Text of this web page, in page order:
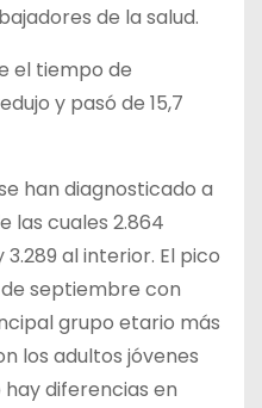
de la salud.
el tiempo de
y pasó de 15,7
han diagnosticado a
las cuales 2.864
al interior. El pico
septiembre con
grupo etario más
los adultos jóvenes
hay diferencias en